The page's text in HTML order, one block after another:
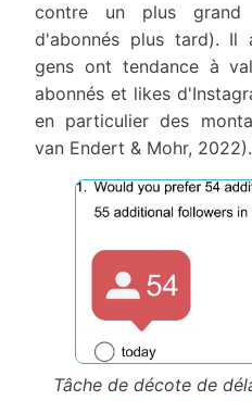
contre un plus
d'abonnés plus tard).
gens ont tendance à
abonnés et likes
en particulier des
van Endert & Mohr, 2022).
Tâche de décote de